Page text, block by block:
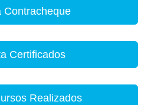
Contracheque
Certificados
Realizados